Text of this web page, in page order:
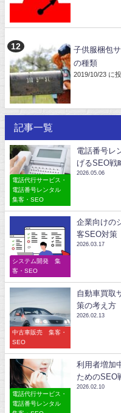
子供服梱包
の種類
2019/10/23 に
記事一覧
電話代行サービス・
電話番号レンタル
集客・SEO
電話番号レ
げるSEO戦
2026.05.06
システム開発 集
客・SEO
企業向けの
客SEO対策
2026.03.17
中古車販売 集客・
SEO
自動車買取
策の考え方
2026.02.13
電話代行サービス・
電話番号レンタル
利用者増加
ためのSEO
2026.02.10